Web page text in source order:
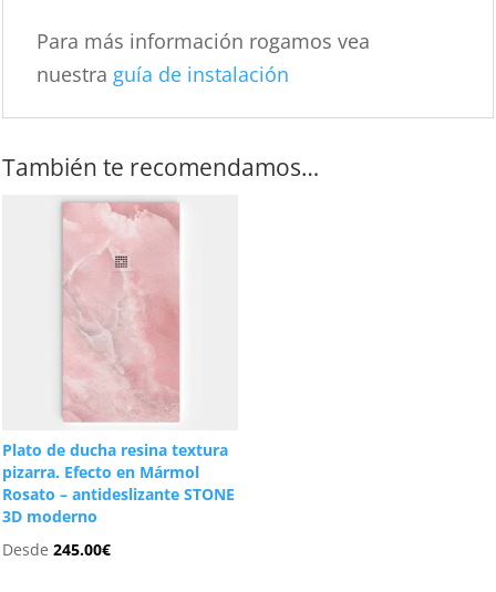
Para más información rogamos vea
nuestra guía de instalación
También te recomendamos…
Plato de ducha resina textura
pizarra. Efecto en Mármol
Rosato – antideslizante STONE
3D moderno
Desde245.00€